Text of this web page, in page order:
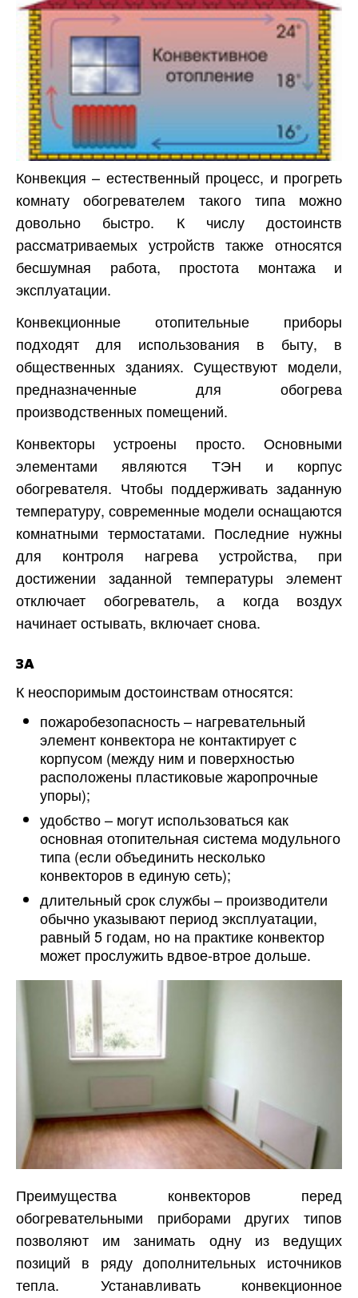
Конвекция – естественный процесс, и прогреть
комнату обогревателем такого типа можно
довольно быстро. К числу достоинств
рассматриваемых устройств также относятся
бесшумная работа, простота монтажа и
эксплуатации.
Конвекционные отопительные приборы
подходят для использования в быту, в
общественных зданиях. Существуют модели,
предназначенные для обогрева
производственных помещений.
Конвекторы устроены просто. Основными
элементами являются ТЭН и корпус
обогревателя. Чтобы поддерживать заданную
температуру, современные модели оснащаются
комнатными термостатами. Последние нужны
для контроля нагрева устройства, при
достижении заданной температуры элемент
отключает обогреватель, а когда воздух
начинает остывать, включает снова.
ЗА
К неоспоримым достоинствам относятся:
пожаробезопасность – нагревательный
элемент конвектора не контактирует с
корпусом (между ним и поверхностью
расположены пластиковые жаропрочные
упоры);
удобство – могут использоваться как
основная отопительная система модульного
типа (если объединить несколько
конвекторов в единую сеть);
длительный срок службы – производители
обычно указывают период эксплуатации,
равный 5 годам, но на практике конвектор
может прослужить вдвое-втрое дольше.
Преимущества конвекторов перед
обогревательными приборами других типов
позволяют им занимать одну из ведущих
позиций в ряду дополнительных источников
тепла. Устанавливать конвекционное